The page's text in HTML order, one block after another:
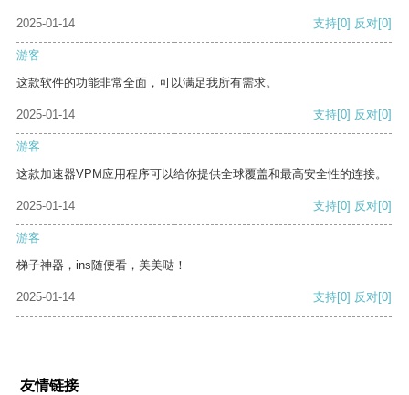
2025-01-14 支持[0] 反对[0]
游客
这款软件的功能非常全面，可以满足我所有需求。
2025-01-14 支持[0] 反对[0]
游客
这款加速器VPM应用程序可以给你提供全球覆盖和最高安全性的连接。
2025-01-14 支持[0] 反对[0]
游客
梯子神器，ins随便看，美美哒！
2025-01-14 支持[0] 反对[0]
友情链接